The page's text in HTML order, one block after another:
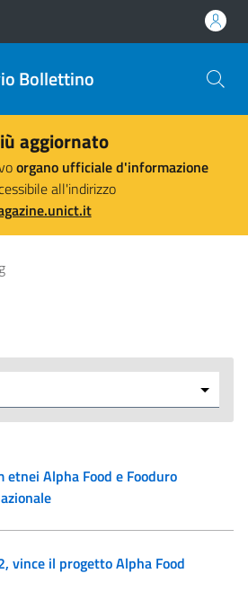
Bollettino
aggiornato
organo ufficiale d'informazione
all'indirizzo
Alpha Food e Fooduro
vince il progetto Alpha Food